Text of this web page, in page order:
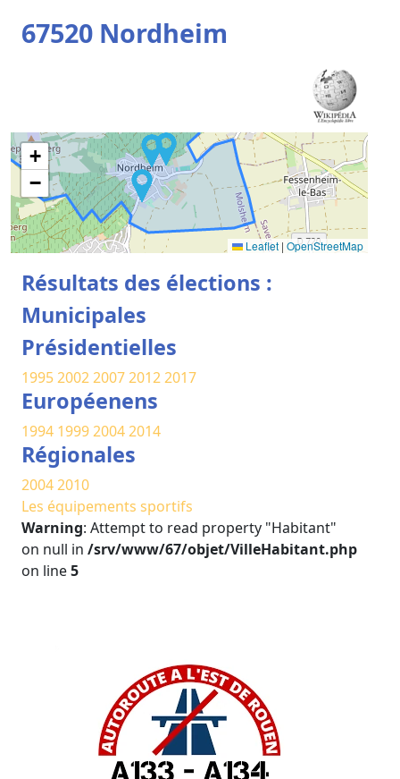
67520 Nordheim
+
−
Leaflet | OpenStreetMap
Résultats des élections :
Municipales
Présidentielles
19952002200720122017
Européenens
1994 199920042014
Régionales
20042010
Les équipements sportifs
Warning: Attempt to read property "Habitant"
on null in /srv/www/67/objet/VilleHabitant.php
on line5